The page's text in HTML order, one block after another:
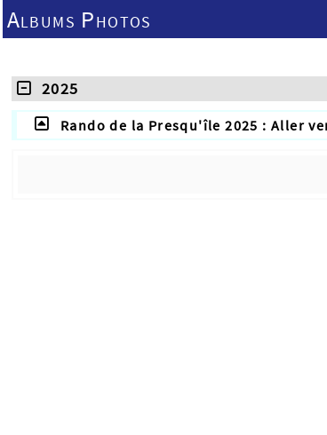
Albums Photos
2025
Rando de la Presqu'île 2025 : Aller